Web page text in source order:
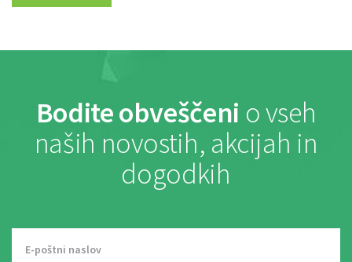
Bodite obveščeni o vseh
naših novostih, akcijah in
dogodkih